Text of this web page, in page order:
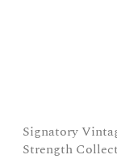
Signatory
Strength